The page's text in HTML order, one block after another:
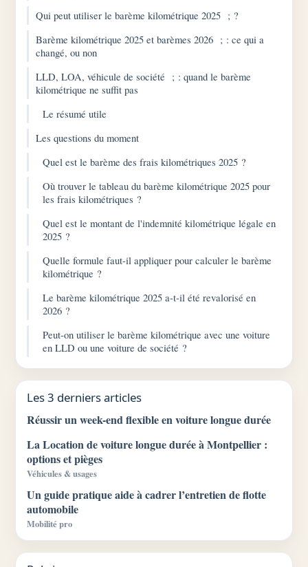
Qui peut utiliser le barème kilométrique 2025 ; ?
Barème kilométrique 2025 et barèmes 2026 ; : ce qui a
changé, ou non
LLD, LOA, véhicule de société ; : quand le barème
kilométrique ne suffit pas
Le résumé utile
Les questions du moment
Quel est le barème des frais kilométriques 2025 ?
Où trouver le tableau du barème kilométrique 2025 pour
les frais kilométriques ?
Quel est le montant de l'indemnité kilométrique légale en
2025 ?
Quelle formule faut-il appliquer pour calculer le barème
kilométrique ?
Le barème kilométrique 2025 a-t-il été revalorisé en
2026 ?
Peut-on utiliser le barème kilométrique avec une voiture
en LLD ou une voiture de société ?
Les 3 derniers articles
Réussir un week-end flexible en voiture longue durée
La Location de voiture longue durée à Montpellier :
options et pièges
Véhicules & usages
Un guide pratique aide à cadrer l’entretien de flotte
automobile
Mobilité pro